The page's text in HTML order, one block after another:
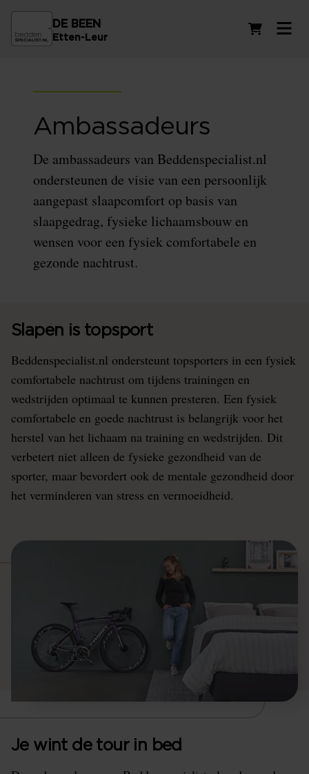
DE BEEN
Etten-Leur
Ambassadeurs
De ambassadeurs van Beddenspecialist.nl
ondersteunen de visie van een persoonlijk
aangepast slaapcomfort op basis van
slaapgedrag, fysieke lichaamsbouw en
wensen voor een fysiek comfortabele en
gezonde nachtrust.
Slapen is topsport
Beddenspecialist.nl ondersteunt topsporters in een fysiek
comfortabele nachtrust om tijdens trainingen en
wedstrijden optimaal te kunnen presteren. Een fysiek
comfortabele en goede nachtrust is belangrijk voor het
herstel van het lichaam na training en wedstrijden. Dit
verbetert niet alleen de fysieke gezondheid van de
sporter, maar bevordert ook de mentale gezondheid door
het verminderen van stress en vermoeidheid.
Je wint de tour in bed